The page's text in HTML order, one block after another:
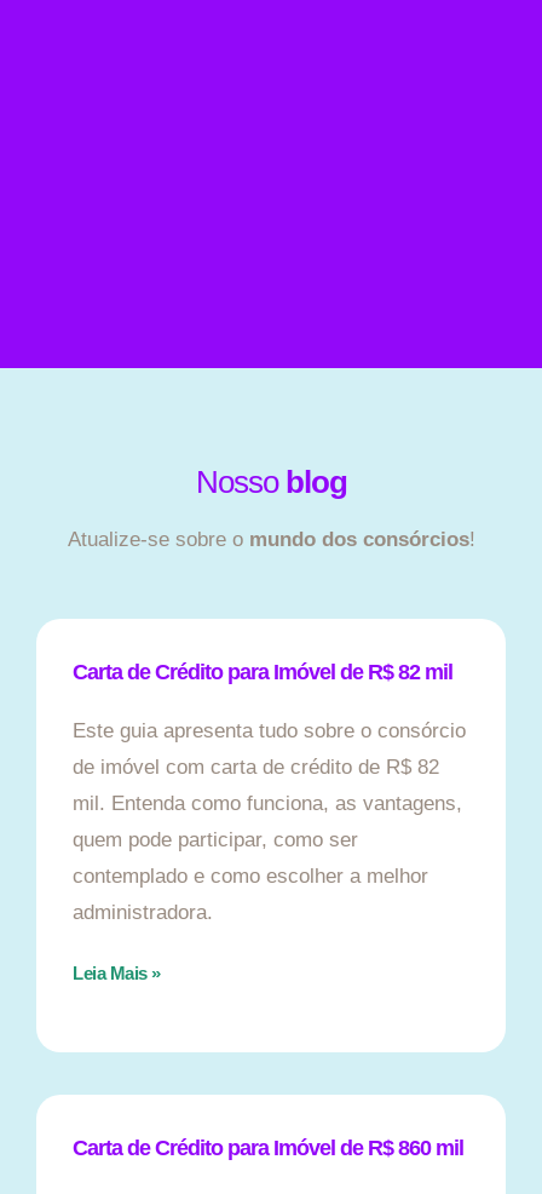
Nosso blog
Atualize-se sobre o mundo dos consórcios!
Carta de Crédito para Imóvel de R$ 82 mil
Este guia apresenta tudo sobre o consórcio
de imóvel com carta de crédito de R$ 82
mil. Entenda como funciona, as vantagens,
quem pode participar, como ser
contemplado e como escolher a melhor
administradora.
Leia Mais »
Carta de Crédito para Imóvel de R$ 860 mil